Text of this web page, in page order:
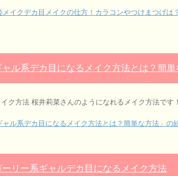
メイクデカ目メイクの仕方！カラコンやつけまつげは
ル系デカ目になるメイク方法とは？簡単
ク方法 桜井莉菜さんのようになれるメイク方法です！
ャル系デカ目になるメイク方法とは？簡単な方法」の
リー系ギャルデカ目になるメイク方法